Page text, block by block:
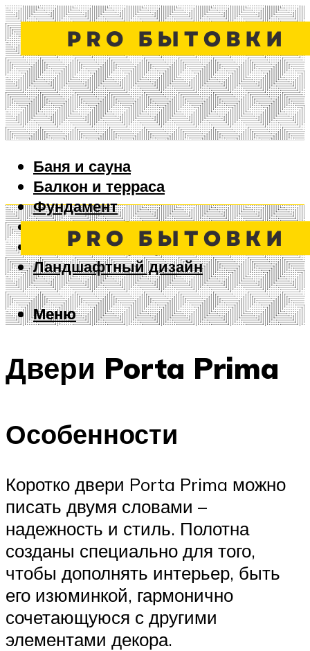
Баня и сауна
Балкон и терраса
Фундамент
Ворота и забор
Дизайн интерьера
Ландшафтный дизайн
Меню
Меню
Двери Porta Prima
Особенности
Коротко двери Porta Prima можно
писать двумя словами –
надежность и стиль. Полотна
созданы специально для того,
чтобы дополнять интерьер, быть
его изюминкой, гармонично
сочетающуюся с другими
элементами декора.